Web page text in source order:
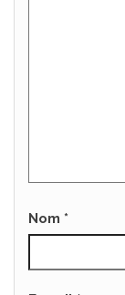
Nom *